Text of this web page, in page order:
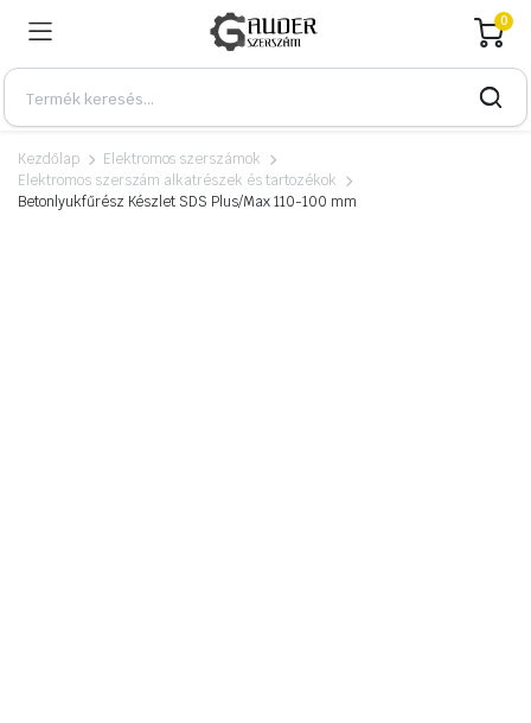
0
Kezdőlap
Elektromos szerszámok
Elektromos szerszám alkatrészek és tartozékok
Betonlyukfűrész Készlet SDS Plus/Max 110-100 mm